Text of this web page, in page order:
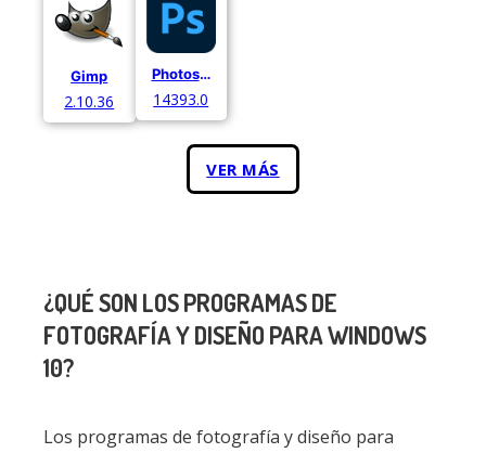
VER MÁS
Gimp
2.10.36
Photoshop Express
14393.0
¿QUÉ SON LOS PROGRAMAS DE
FOTOGRAFÍA Y DISEÑO PARA WINDOWS
10?
Los programas de fotografía y diseño para